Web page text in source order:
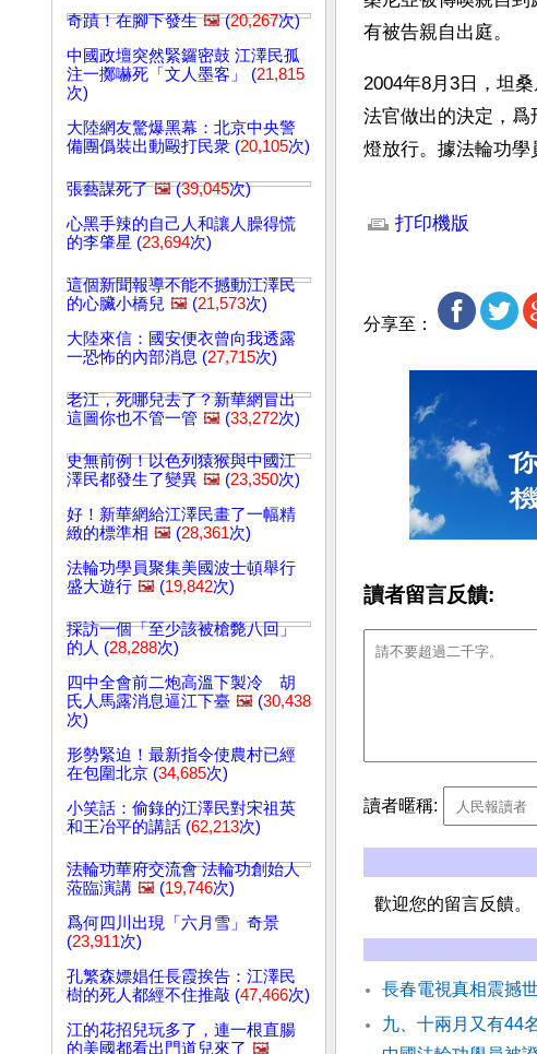
奇蹟！在腳下發生 🖼️(20,267次)
中國政壇突然緊鑼密鼓 江澤民孤
注一擲嚇死「文人墨客」 (21,815
次)
大陸網友驚爆黑幕：北京中央警
備團僞裝出動毆打民衆 (20,105次)
張藝謀死了 🖼️(39,045次)
心黑手辣的自己人和讓人臊得慌
的李肇星 (23,694次)
這個新聞報導不能不撼動江澤民
的心臟小橋兒 🖼️ (21,573次)
大陸來信：國安便衣曾向我透露
一恐怖的內部消息 (27,715次)
老江，死哪兒去了？新華網冒出
這圖你也不管一管 🖼️ (33,272次)
史無前例！以色列猿猴與中國江
澤民都發生了變異 🖼️ (23,350次)
好！新華網給江澤民畫了一幅精
緻的標準相 🖼️ (28,361次)
法輪功學員聚集美國波士頓舉行
盛大遊行 🖼️ (19,842次)
採訪一個「至少該被槍斃八回」
的人 (28,288次)
四中全會前二炮高溫下製冷 胡
氏人馬露消息逼江下臺 🖼️ (30,438
次)
形勢緊迫！最新指令使農村已經
在包圍北京 (34,685次)
小笑話：偷錄的江澤民對宋祖英
和王冶平的講話 (62,213次)
法輪功華府交流會 法輪功創始人
蒞臨演講 🖼️ (19,746次)
爲何四川出現「六月雪」奇景
(23,911次)
孔繁森嫖娼任長霞挨告：江澤民
樹的死人都經不住推敲 (47,466次)
江的花招兒玩多了，連一根直腸
的美國都看出門道兒來了 🖼️
有被告親自出庭。
2004年8月3日，坦
法官做出的決定，
燈放行。據法輪功學
打印機版
分享至：
讀者留言反饋:
讀者暱稱:
歡迎您的留言反饋。
長春電視真相震撼
九、十兩月又有44